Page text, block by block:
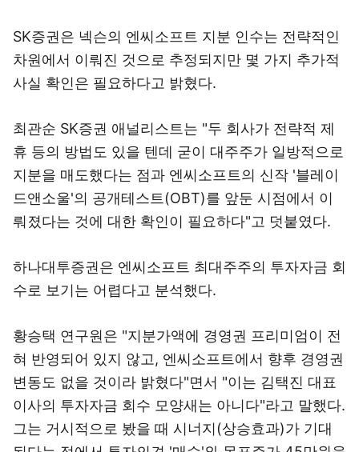
SK증권은 넥슨의 엔씨소프트 지분 인수는 전략적인
차원에서 이뤄진 것으로 추정되지만 몇 가지 추가적
사실 확인은 필요하다고 밝혔다.
최관순 SK증권 애널리스트는 "두 회사가 전략적 제
휴 등의 방법도 있을 텐데 굳이 대주주가 일방적으로
지분을 매도했다는 점과 엔씨소프트의 신작 '블레이
드앤소울'의 공개테스트(OBT)를 앞둔 시점에서 이
뤄졌다는 것에 대한 확인이 필요하다"고 덧붙였다.
하나대투증권은 엔씨소프트 최대주주의 투자자금 회
수로 보기는 어렵다고 분석했다.
황승택 연구원은 "지분가액에 경영권 프리미엄이 전
혀 반영되어 있지 않고, 엔씨소프트에서 향후 경영권
변동도 없을 것이라 밝혔다"면서 "이는 김택진 대표
이사의 투자자금 회수 모양새는 아니다"라고 말했다.
그는 거시적으로 봤을 때 시너지(상승효과)가 기대